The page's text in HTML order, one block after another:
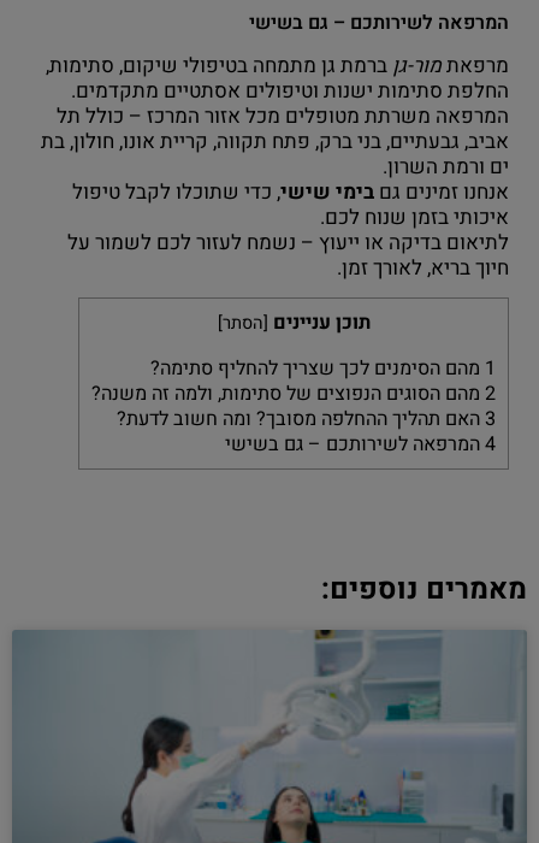
המרפאה לשירותכם – גם בשישי
מרפאתמור-גן ברמת גן מתמחה בטיפולי שיקום, סתימות,
החלפת סתימות ישנות וטיפולים אסתטיים מתקדמים.
המרפאה משרתת מטופלים מכל אזור המרכז – כולל תל
אביב, גבעתיים, בני ברק, פתח תקווה, קריית אונו, חולון, בת
ים ורמת השרון.
אנחנו זמינים גם בימי שישי, כדי שתוכלו לקבל טיפול
איכותי בזמן שנוח לכם.
לתיאום בדיקה או ייעוץ – נשמח לעזור לכם לשמור על
חיוך בריא, לאורך זמן.
תוכן עניינים [הסתר]
1 מהם הסימנים לכך שצריך להחליף סתימה?
2 מהם הסוגים הנפוצים של סתימות, ולמה זה משנה?
3האם תהליך ההחלפה מסובך? ומה חשוב לדעת?
4המרפאה לשירותכם – גם בשישי
מאמרים נוספים: